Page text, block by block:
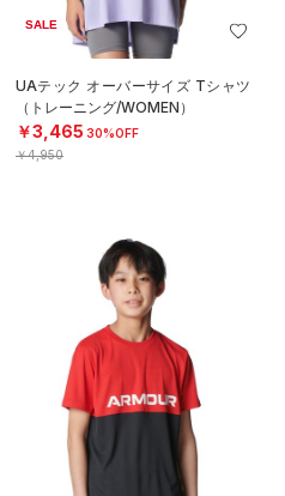
SALE
UAテック オーバーサイズ Tシャツ
（トレーニング/WOMEN）
￥3,465 30%OFF
￥4,950